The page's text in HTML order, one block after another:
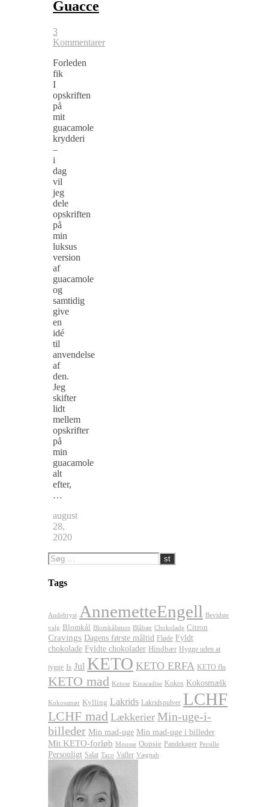
Guacce
3
Kommentarer
Forleden
fik
I
opskriften
på
mit
guacamole
krydderi
–
i
dag
vil
jeg
dele
opskriften
på
min
luksus
version
af
guacamole
og
samtidig
give
en
idé
til
anvendelse
af
den.
Jeg
skifter
lidt
mellem
opskrifter
på
min
guacamole
alt
efter,
…
august
28,
2020
Tags
Andebryst AnnemetteEngell Bevidste
valg Blomkål Blomkålsmos Blåbær Chokolade Citron
Cravings Dagens første måltid Fløde Fyldt
chokolade Fyldte chokolader Hindbær Hygge uden at
tygge Is Jul KETO KETO ERFA KETO flu
KETO mad Ketose Kinaradise Kokos Kokosmælk
Kokossmør Kylling Lakrids Lakridspulver LCHF
LCHF mad Lækkerier Min-uge-i-
billeder Min mad-uge Min mad-uge i billeder
Mit KETO-forløb Mousse Oopsie Pandekager Persille
Personligt Salat Taco Vafler Vægttab